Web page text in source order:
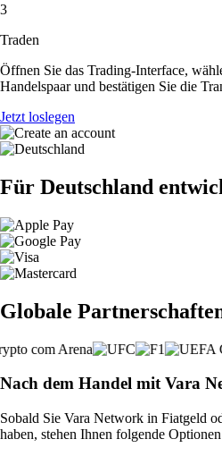
3
Traden
Öffnen Sie das Trading-Interface,
Handelspaar und bestätigen Sie die
Jetzt loslegen
Für Deutschland
Globale
Nach dem Handel mit Vara
Sobald Sie Vara Network in Fiatgeld
haben, stehen Ihnen folgende